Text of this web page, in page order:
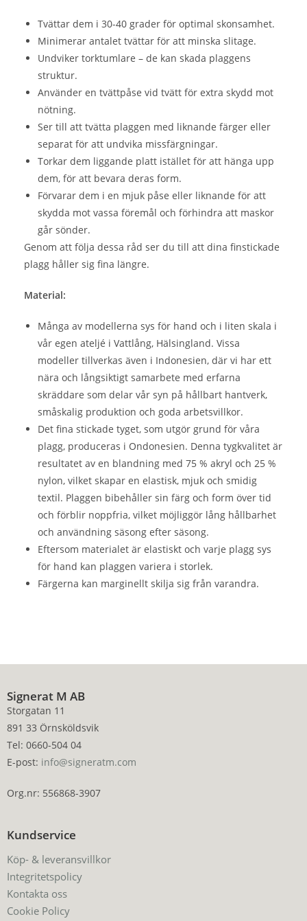
Tvättar dem i 30-40 grader för optimal skonsamhet.
Minimerar antalet tvättar för att minska slitage.
Undviker torktumlare – de kan skada plaggens
struktur.
Använder en tvättpåse vid tvätt för extra skydd mot
nötning.
Ser till att tvätta plaggen med liknande färger eller
separat för att undvika missfärgningar.
Torkar dem liggande platt istället för att hänga upp
dem, för att bevara deras form.
Förvarar dem i en mjuk påse eller liknande för att
skydda mot vassa föremål och förhindra att maskor
går sönder.
Genom att följa dessa råd ser du till att dina finstickade
plagg håller sig fina längre.
Material:
Många av modellerna sys för hand och i liten skala i
vår egen ateljé i Vattlång, Hälsingland. Vissa
modeller tillverkas även i Indonesien, där vi har ett
nära och långsiktigt samarbete med erfarna
skräddare som delar vår syn på hållbart hantverk,
småskalig produktion och goda arbetsvillkor.
Det fina stickade tyget, som utgör grund för våra
plagg, produceras i Ondonesien. Denna tygkvalitet är
resultatet av en blandning med 75 % akryl och 25 %
nylon, vilket skapar en elastisk, mjuk och smidig
textil. Plaggen bibehåller sin färg och form över tid
och förblir noppfria, vilket möjliggör lång hållbarhet
och användning säsong efter säsong.
Eftersom materialet är elastiskt och varje plagg sys
för hand kan plaggen variera i storlek.
Färgerna kan marginellt skilja sig från varandra.
Signerat M AB
Storgatan 11
891 33 Örnsköldsvik
Tel: 0660-504 04
E-post: info@signeratm.com
Org.nr: 556868-3907
Kundservice
Köp- & leveransvillkor
Integritetspolicy
Kontakta oss
Cookie Policy